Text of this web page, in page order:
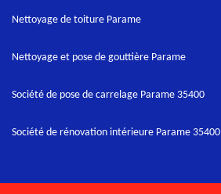
Nettoyage de toiture Parame
Nettoyage et pose de gouttière Parame
Société de pose de carrelage Parame 35400
Société de rénovation intérieure Parame 35400